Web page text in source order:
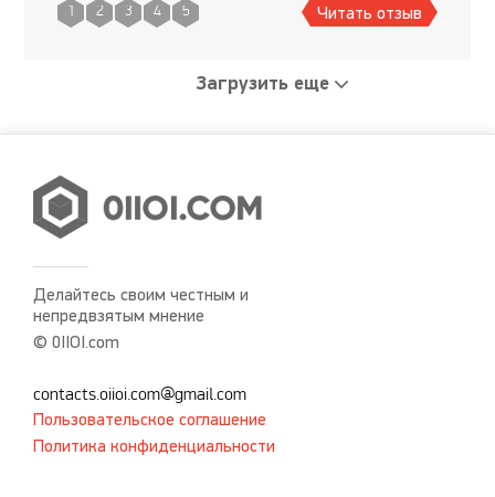
1 2 3 4 5 Читать отзыв
Загрузить еще
Делайтесь своим честным и
непредвзятым мнение
© 0IIOI.com
contacts.oiioi.com@gmail.com
Пользовательское соглашение
Политика конфиденциальности